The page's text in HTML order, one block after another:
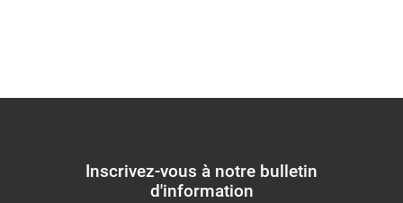
Inscrivez-vous à notre bulletin
d'information